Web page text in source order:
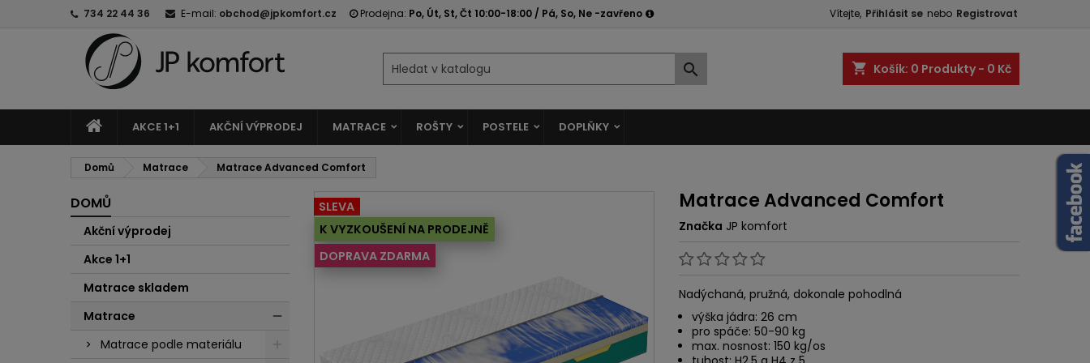
734 22 44 36 E-mail: obchod@jpkomfort.cz Prodejna: Po, Út, St, Čt 10:00-18:00 / Pá, So, Ne -zavřeno Vítejte, Přihlásit se nebo Registrovat
shopping_cart Košík: 0 Produkty - 0 Kč

AKCE 1+1 AKČNÍ VÝPRODEJ MATRACE ROŠTY POSTELE DOPLŇKY
Domů Matrace Matrace Advanced Comfort
DOMŮ
Akční výprodej
Akce 1+1
Matrace skladem
Matrace
Matrace podle materiálu
SLEVA
K VYZKOUŠENÍ NA PRODEJNĚ
DOPRAVA ZDARMA
Matrace Advanced Comfort
Značka JP komfort
Nadýchaná, pružná, dokonale pohodlná
výška jádra: 26 cm
pro spáče: 50-90 kg
max. nosnost: 150 kg/os